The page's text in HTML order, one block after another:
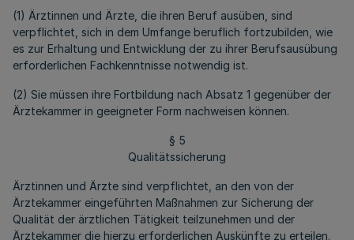
(1) Ärztinnen und Ärzte, die ihren Beruf ausüben, sind
verpflichtet, sich in dem Umfange beruflich fortzubilden, wie
es zur Erhaltung und Entwicklung der zu ihrer Berufsausübung
erforderlichen Fachkenntnisse notwendig ist.
(2) Sie müssen ihre Fortbildung nach Absatz 1 gegenüber der
Ärztekammer in geeigneter Form nachweisen können.
§ 5
Qualitätssicherung
Ärztinnen und Ärzte sind verpflichtet, an den von der
Ärztekammer eingeführten Maßnahmen zur Sicherung der
Qualität der ärztlichen Tätigkeit teilzunehmen und der
Ärztekammer die hierzu erforderlichen Auskünfte zu erteilen.